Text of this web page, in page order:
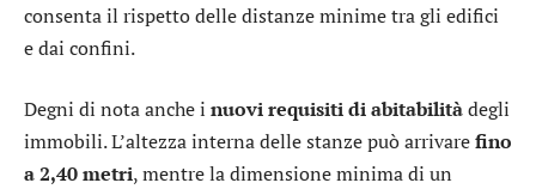
consenta il rispetto delle distanze minime tra gli edifici
e dai confini.
Degni di nota anche i nuovi requisiti di abitabilitàdegli
immobili. L’altezza interna delle stanze può arrivarefino
a 2,40 metri, mentre la dimensione minima di un